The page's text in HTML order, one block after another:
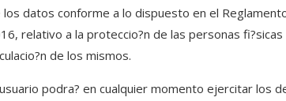
los datos conforme a lo dispuesto en el
relativo a la proteccio?n de las personas
de los mismos.
podra? en cualquier momento ejercitar los